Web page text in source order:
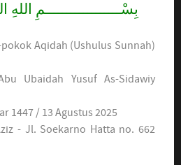
بِسْــــــــــــــــــمِ
pokok Aqidah (Ushulus Sunnah)
Ubaidah Yusuf As-Sidawiy
1447 / 13 Agustus 2025
- Jl. Soekarno Hatta no. 662